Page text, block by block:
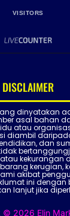
VISITORS
DISCLAIMER
dinyatakan
asal bahan
atau
diambil
dan
kekurangan
kerugian,
akibat
ini dengan
lanjut jika
© 2026 Elin